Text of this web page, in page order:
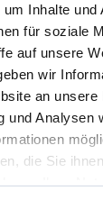
Inhalte und
für soziale
auf unsere
wir
an unsere
und Analysen
die Sie
ist der
Ihrer
oder unsere
Sie
direkt
einen